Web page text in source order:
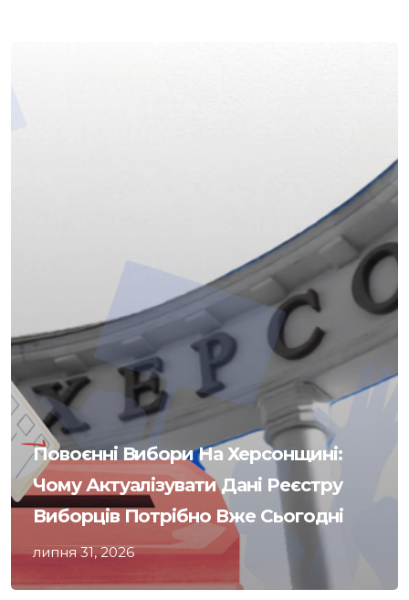
Повоєнні Вибори На Херсонщині:
Чому Актуалізувати Дані Реєстру
Виборців Потрібно Вже Сьогодні
липня 31, 2026